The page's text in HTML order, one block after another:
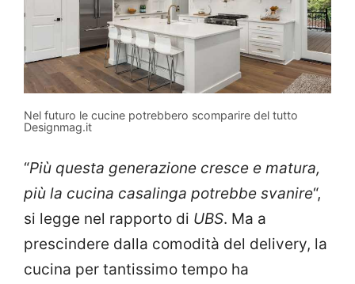
Nel futuro le cucine potrebbero scomparire del tutto
Designmag.it
“Più questa generazione cresce e matura,
più la cucina casalinga potrebbe svanire“,
si legge nel rapporto di UBS. Ma a
prescindere dalla comodità del delivery, la
cucina per tantissimo tempo ha